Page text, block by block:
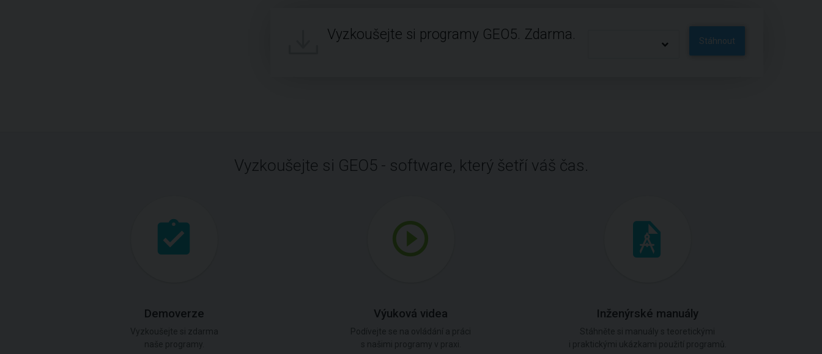
Vyzkoušejte si programy GEO5. Zdarma. Stáhnout
Vyzkoušejte si GEO5 - software, který šetří váš čas.
Demoverze Výuková videa Inženýrské manuály